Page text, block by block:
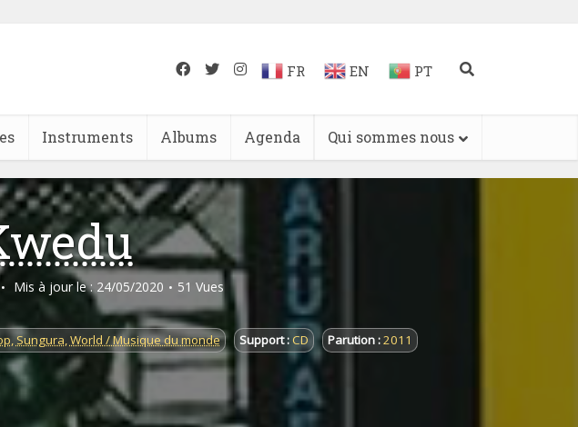
FR EN PT
Instruments Albums Agenda Qui sommes nous
Mis à jour le : 24/05/2020 51 Vues
,Sungura,World / Musique du monde Support :CD Parution :2011